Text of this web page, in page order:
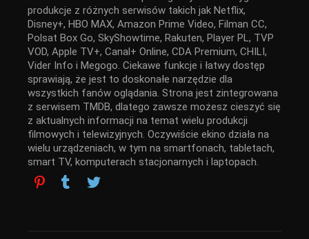
produkcje z różnych serwisów takich jak Netflix,
Disney+, HBO MAX, Amazon Prime Video, Filman CC,
Polsat Box Go, SkyShowtime, Rakuten, Player PL, TVP
VOD, Apple TV+, Canal+ Online, CDA Premium, CHILI,
Vider Info i Megogo. Ciekawe funkcje i łatwy dostęp
sprawiają, że jest to doskonałe narzędzie dla
wszystkich fanów oglądania. Strona jest zintegrowana
z serwisem TMDB, dlatego zawsze możesz cieszyć się
z aktualnych informacji na temat wielu produkcji
filmowych i telewizyjnych. Oczywiście ekino działa na
wielu urządzeniach, w tym na smartfonach, tabletach,
smart TV, komputerach stacjonarnych i laptopach.